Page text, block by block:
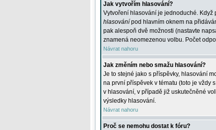
Jak vytvořím hlasování?
Vytvoření hlasování je jednoduché.
hlasování pod hlavním oknem na
pak alespoň dvě možnosti (nastavte
znamená neomezenou volbu. Počet
Návrat nahoru
Jak změním nebo smažu hlasování?
Je to stejné jako s příspěvky, hlasování
na první příspěvek v tématu (toto je vždy
v hlasování, v případě již uskutečněné
výsledky hlasování.
Návrat nahoru
Proč se nemohu dostat k fóru?